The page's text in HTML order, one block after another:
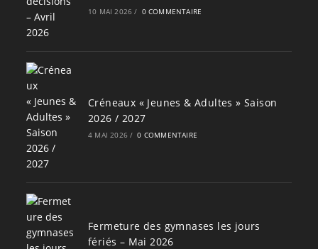
10 MAI 2026 / 0 COMMENTAIRE
Créneaux « Jeunes & Adultes » Saison
2026 / 2027
4 MAI 2026 / 0 COMMENTAIRE
Fermeture des gymnases les jours
fériés – Mai 2026